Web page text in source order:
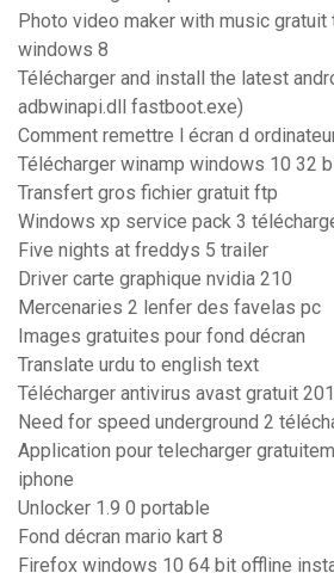
Photo video maker with music
windows 8
Télécharger and install the latest
adbwinapi.dll fastboot.exe)
Comment remettre l écran d
Télécharger winamp windows 10 32
Transfert gros fichier gratuit ftp
Windows xp service pack 3
Five nights at freddys 5 trailer
Driver carte graphique nvidia 210
Mercenaries 2 lenfer des favelas pc
Images gratuites pour fond décran
Translate urdu to english text
Télécharger antivirus avast gratuit
Need for speed underground 2
Application pour telecharger
iphone
Unlocker 1.9 0 portable
Fond décran mario kart 8
Firefox windows 10 64 bit offline